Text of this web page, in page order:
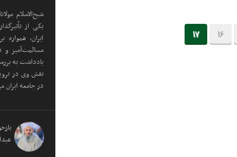
16
17
شیخ‌الاسلام
یکی از
ایران،
مسالمت‌آمیز
یادداشت به
نقش وی در
در جامعه ایران